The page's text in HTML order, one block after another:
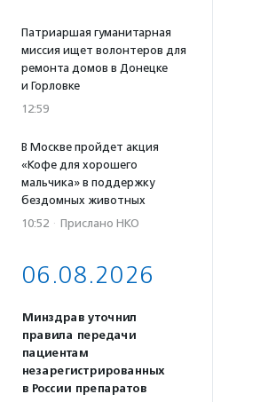
Патриаршая гуманитарная
миссия ищет волонтеров для
ремонта домов в Донецке
и Горловке
12:59
В Москве пройдет акция
«Кофе для хорошего
мальчика» в поддержку
бездомных животных
10:52 · Прислано НКО
06.08.2026
Минздрав уточнил
правила передачи
пациентам
незарегистрированных
в России препаратов